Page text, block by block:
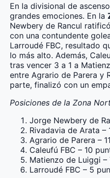
En la divisional de
grandes emociones. En la
Newbery de Rancul
con una contundente
Larroudé FBC, resultado
lo más alto. Además,
tras vencer 3 a 1 a
entre Agrario de Parera y
parte, finalizó con un
Posiciones de la Zona
Jorge Newbery de
Rivadavia de Arata –
Agrario de Parera –
Caleufú FBC – 10
Matienzo de Luiggi –
Larroudé FBC – 5